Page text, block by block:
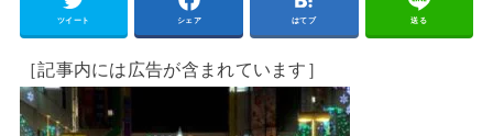
ツイート シェア はてブ 送る
［記事内には広告が含まれています］